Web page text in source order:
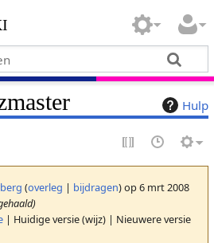
Hulp
(overleg | bijdragen)op 6 mrt 2008
| Huidige versie (wijz) | Nieuwere versie